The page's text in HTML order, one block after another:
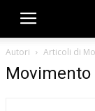
Autori Articoli di
Movimento